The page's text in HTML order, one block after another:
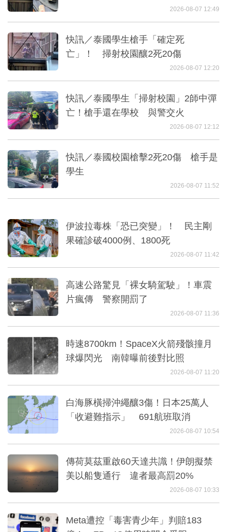
2026-08-07 12:49
快訊／泰國學生槍手「確定死
亡」！ 掃射校園釀2死20傷
2026-08-07 12:20
快訊／泰國學生「掃射校園」2師中彈
亡！槍手還在學校 與警交火
2026-08-07 12:12
快訊／泰國校園槍擊2死20傷 槍手是
學生
2026-08-07 11:52
伊波拉毒株「恐已突變」！ 民主剛
果確診破4000例、1800死
2026-08-07 11:42
高速公路驚見「裸女騎駕駛」！車震
片瘋傳 警察開罰了
2026-08-07 11:36
時速8700km！SpaceX火箭殘骸撞月
球爆閃光 南韓曝前後對比照
2026-08-07 11:20
白海豚橫掃沖繩釀3傷！日本25萬人
「收避難指示」 691航班取消
2026-08-07 10:54
傳荷莫茲重啟60天達共識！伊朗擬禁
美以船隻通行 違者最高罰20%
2026-08-07 10:33
Meta遭控「毒害青少年」判賠183